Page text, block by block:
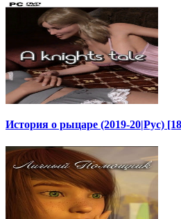
История о рыцаре (2019-20|Рус)